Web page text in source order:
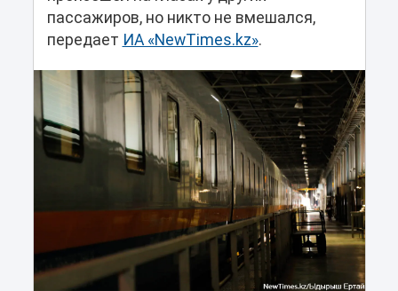
пассажиров, но никто не вмешался,
передает ИА «NewTimes.kz».